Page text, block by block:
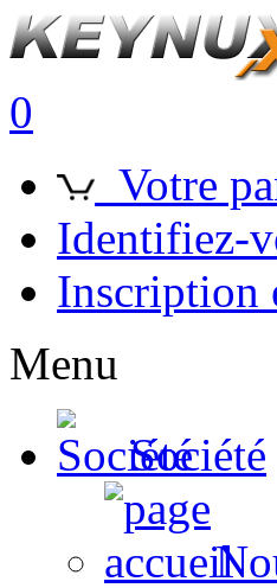
0
Votre
Identifiez-
Inscription
Menu
Société